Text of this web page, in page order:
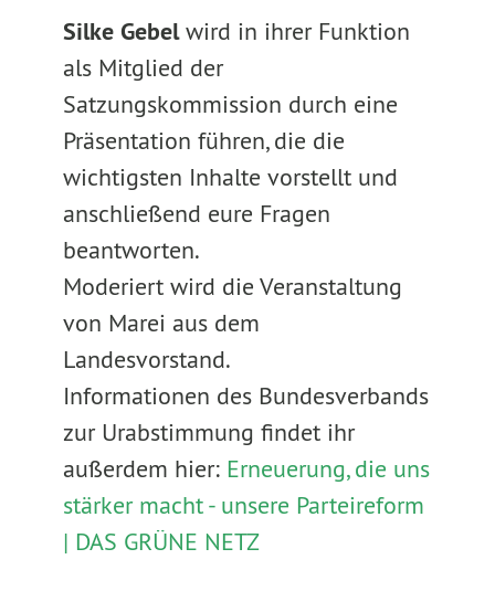
Silke Gebelwird in ihrer Funktion
als Mitglied der
Satzungskommission durch eine
Präsentation führen, die die
wichtigsten Inhalte vorstellt und
anschließend eure Fragen
beantworten.
Moderiert wird die Veranstaltung
von Marei aus dem
Landesvorstand.
Informationen des Bundesverbands
zur Urabstimmung findet ihr
außerdem hier: Erneuerung, die uns
stärker macht - unsere Parteireform
| DAS GRÜNE NETZ